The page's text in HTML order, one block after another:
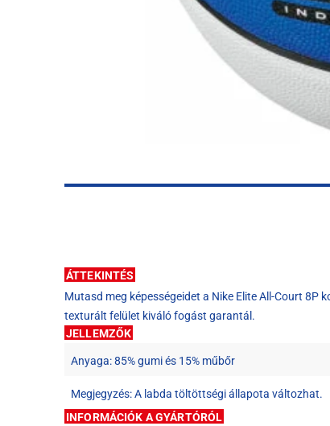
ÁTTEKINTÉS
Mutasd meg képességeidet a Nike Elite All-Court
texturált felület kiváló fogást garantál.
JELLEMZŐK
Anyaga: 85% gumi és 15% műbőr
Megjegyzés: A labda töltöttségi állapota változhat.
INFORMÁCIÓK A GYÁRTÓRÓL